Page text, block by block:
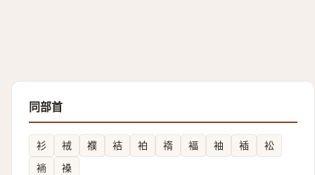
同部首
衫 䘬 襥 袺 袙 䙃 褔 袖 䙄
衳
䘷
褬